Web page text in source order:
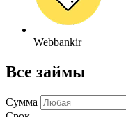
Webbankir
Все займы
Сумма